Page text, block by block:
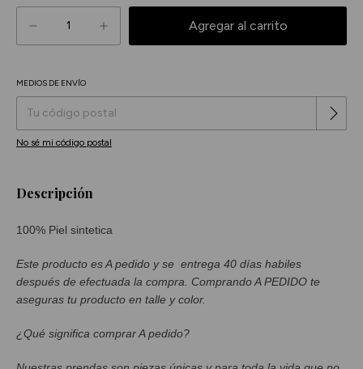
Entregas para el CP:
MEDIOS DE ENVÍO
No sé mi código postal
Descripción
100% Piel sintetica
Este producto es A pedido y se entrega 40 días habiles
después de efectuada la compra. Comprando A PEDIDO te
aseguras tu producto en talle y color.
¿Qué significa comprar A pedido?